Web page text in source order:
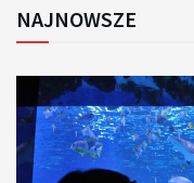
NAJNOWSZE